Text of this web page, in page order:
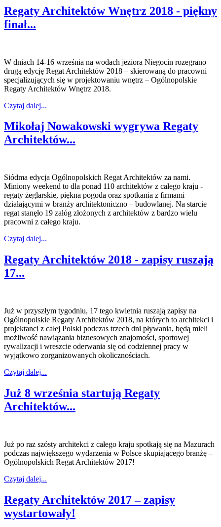
Regaty Architektów Wnętrz 2018 - piękny
finał...
W dniach 14-16 września na wodach jeziora Niegocin rozegrano
drugą edycję Regat Architektów 2018 – skierowaną do pracowni
specjalizujących się w projektowaniu wnętrz – Ogólnopolskie
Regaty Architektów Wnętrz 2018.
Czytaj dalej...
Mikołaj Nowakowski wygrywa Regaty
Architektów...
Siódma edycja Ogólnopolskich Regat Architektów za nami.
Miniony weekend to dla ponad 110 architektów z całego kraju -
regaty żeglarskie, piękna pogoda oraz spotkania z firmami
działającymi w branży architektoniczno – budowlanej. Na starcie
regat stanęło 19 załóg złożonych z architektów z bardzo wielu
pracowni z całego kraju.
Czytaj dalej...
Regaty Architektów 2018 - zapisy ruszają
17...
Już w przyszłym tygodniu, 17 tego kwietnia ruszają zapisy na
Ogólnopolskie Regaty Architektów 2018, na których to architekci i
projektanci z całej Polski podczas trzech dni pływania, będą mieli
możliwość nawiązania biznesowych znajomości, sportowej
rywalizacji i wreszcie oderwania się od codziennej pracy w
wyjątkowo zorganizowanych okolicznościach.
Czytaj dalej...
Już 8 września startują Regaty
Architektów...
Już po raz szósty architekci z całego kraju spotkają się na Mazurach
podczas największego wydarzenia w Polsce skupiającego branżę –
Ogólnopolskich Regat Architektów 2017!
Czytaj dalej...
Regaty Architektów 2017 – zapisy
wystartowały!